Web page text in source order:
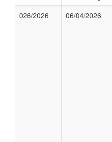
026/2026
06/04/2026